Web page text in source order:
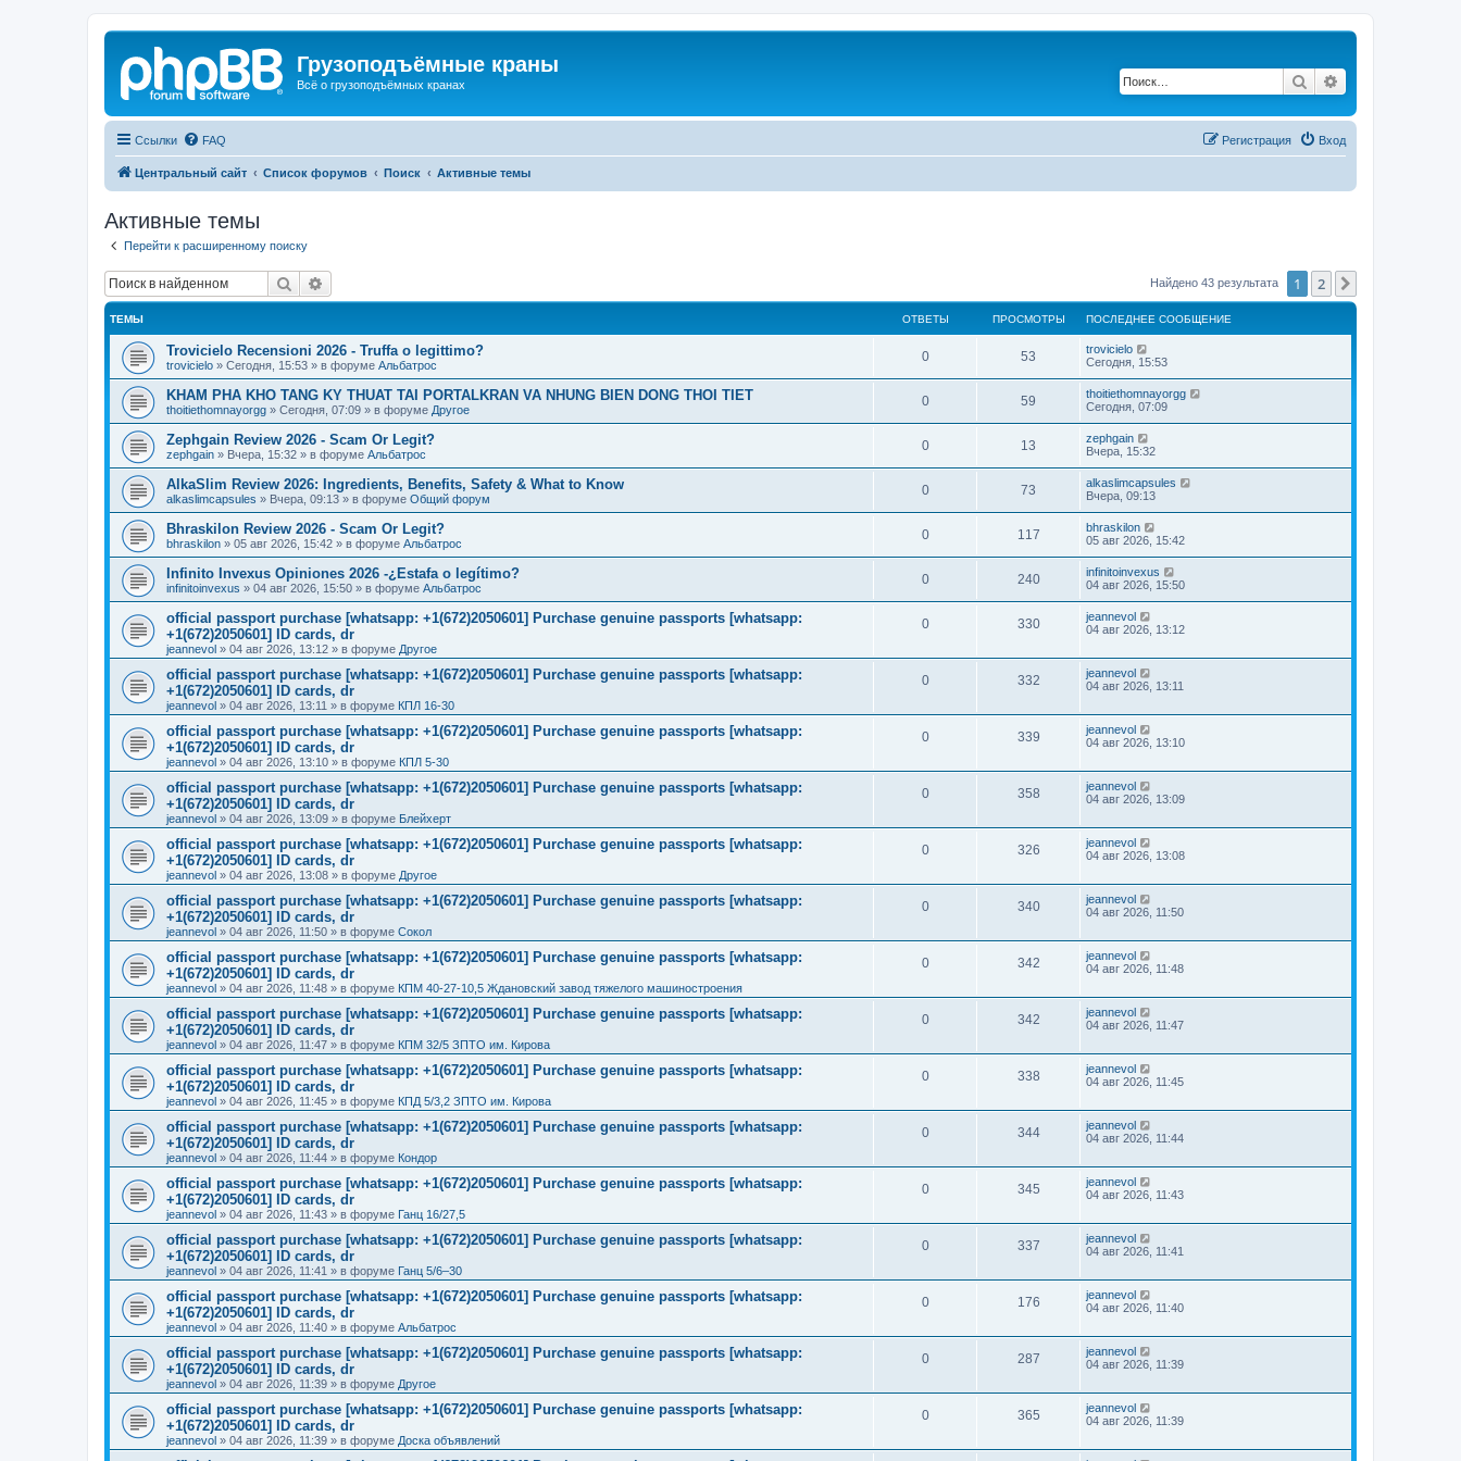
Грузоподъёмные краны
Всё о грузоподъёмных кранах Поиск
Ссылки FAQ Вход
Регистрация
Центральный сайт Список форумов Поиск Активные темы
Активные темы
Перейти к расширенному поиску
Поиск Найдено 43 результата 1 2
ТЕМЫ ОТВЕТЫ ПРОСМОТРЫ ПОСЛЕДНЕЕ СООБЩЕНИЕ
Trovicielo Recensioni 2026 - Truffa o legittimo?
trovicielo » Сегодня, 15:53 » в форуме Альбатрос
0 53
trovicielo
Сегодня, 15:53
KHAM PHA KHO TANG KY THUAT TAI PORTALKRAN VA NHUNG BIEN DONG THOI TIET
thoitiethomnayorgg » Сегодня, 07:09 » в форуме Другое
0 59
thoitiethomnayorgg
Сегодня, 07:09
Zephgain Review 2026 - Scam Or Legit?
zephgain » Вчера, 15:32 » в форуме Альбатрос
0 13
zephgain
Вчера, 15:32
AlkaSlim Review 2026: Ingredients, Benefits, Safety & What to Know
alkaslimcapsules » Вчера, 09:13 » в форуме Общий форум
0 73
alkaslimcapsules
Вчера, 09:13
Bhraskilon Review 2026 - Scam Or Legit?
bhraskilon » 05 авг 2026, 15:42 » в форуме Альбатрос
0 117
bhraskilon
05 авг 2026, 15:42
Infinito Invexus Opiniones 2026 -¿Estafa o legítimo?
infinitoinvexus » 04 авг 2026, 15:50 » в форуме Альбатрос
0 240
infinitoinvexus
04 авг 2026, 15:50
official passport purchase [whatsapp: +1(672)2050601] Purchase genuine passports [whatsapp:
+1(672)2050601] ID cards, dr
jeannevol » 04 авг 2026, 13:12 » в форуме Другое
0 330
jeannevol
04 авг 2026, 13:12
official passport purchase [whatsapp: +1(672)2050601] Purchase genuine passports [whatsapp:
+1(672)2050601] ID cards, dr
jeannevol » 04 авг 2026, 13:11 » в форуме КПЛ 16-30
0 332
jeannevol
04 авг 2026, 13:11
official passport purchase [whatsapp: +1(672)2050601] Purchase genuine passports [whatsapp:
+1(672)2050601] ID cards, dr
jeannevol » 04 авг 2026, 13:10 » в форуме КПЛ 5-30
0 339
jeannevol
04 авг 2026, 13:10
official passport purchase [whatsapp: +1(672)2050601] Purchase genuine passports [whatsapp:
+1(672)2050601] ID cards, dr
jeannevol » 04 авг 2026, 13:09 » в форуме Блейхерт
0 358
jeannevol
04 авг 2026, 13:09
official passport purchase [whatsapp: +1(672)2050601] Purchase genuine passports [whatsapp:
+1(672)2050601] ID cards, dr
jeannevol » 04 авг 2026, 13:08 » в форуме Другое
0 326
jeannevol
04 авг 2026, 13:08
official passport purchase [whatsapp: +1(672)2050601] Purchase genuine passports [whatsapp:
+1(672)2050601] ID cards, dr
jeannevol » 04 авг 2026, 11:50 » в форуме Сокол
0 340
jeannevol
04 авг 2026, 11:50
official passport purchase [whatsapp: +1(672)2050601] Purchase genuine passports [whatsapp:
+1(672)2050601] ID cards, dr
jeannevol » 04 авг 2026, 11:48 » в форуме КПМ 40-27-10,5 Ждановский завод тяжелого машиностроения
0 342
jeannevol
04 авг 2026, 11:48
official passport purchase [whatsapp: +1(672)2050601] Purchase genuine passports [whatsapp:
+1(672)2050601] ID cards, dr
jeannevol » 04 авг 2026, 11:47 » в форуме КПМ 32/5 ЗПТО им. Кирова
0 342
jeannevol
04 авг 2026, 11:47
official passport purchase [whatsapp: +1(672)2050601] Purchase genuine passports [whatsapp:
+1(672)2050601] ID cards, dr
jeannevol » 04 авг 2026, 11:45 » в форуме КПД 5/3,2 ЗПТО им. Кирова
0 338
jeannevol
04 авг 2026, 11:45
official passport purchase [whatsapp: +1(672)2050601] Purchase genuine passports [whatsapp:
+1(672)2050601] ID cards, dr
jeannevol » 04 авг 2026, 11:44 » в форуме Кондор
0 344
jeannevol
04 авг 2026, 11:44
official passport purchase [whatsapp: +1(672)2050601] Purchase genuine passports [whatsapp:
+1(672)2050601] ID cards, dr
jeannevol » 04 авг 2026, 11:43 » в форуме Ганц 16/27,5
0 345
jeannevol
04 авг 2026, 11:43
official passport purchase [whatsapp: +1(672)2050601] Purchase genuine passports [whatsapp:
+1(672)2050601] ID cards, dr
jeannevol » 04 авг 2026, 11:41 » в форуме Ганц 5/6–30
0 337
jeannevol
04 авг 2026, 11:41
official passport purchase [whatsapp: +1(672)2050601] Purchase genuine passports [whatsapp:
+1(672)2050601] ID cards, dr
jeannevol » 04 авг 2026, 11:40 » в форуме Альбатрос
0 176
jeannevol
04 авг 2026, 11:40
official passport purchase [whatsapp: +1(672)2050601] Purchase genuine passports [whatsapp:
+1(672)2050601] ID cards, dr
jeannevol » 04 авг 2026, 11:39 » в форуме Другое
0 287
jeannevol
04 авг 2026, 11:39
official passport purchase [whatsapp: +1(672)2050601] Purchase genuine passports [whatsapp:
+1(672)2050601] ID cards, dr
jeannevol » 04 авг 2026, 11:39 » в форуме Доска объявлений
0 365
jeannevol
04 авг 2026, 11:39